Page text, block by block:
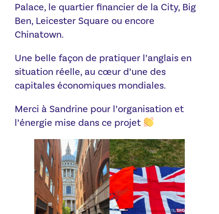
Palace, le quartier financier de la City, Big
Ben, Leicester Square ou encore
Chinatown.
Une belle façon de pratiquer l’anglais en
situation réelle, au cœur d’une des
capitales économiques mondiales.
Merci à Sandrine pour l’organisation et
l’énergie mise dans ce projet